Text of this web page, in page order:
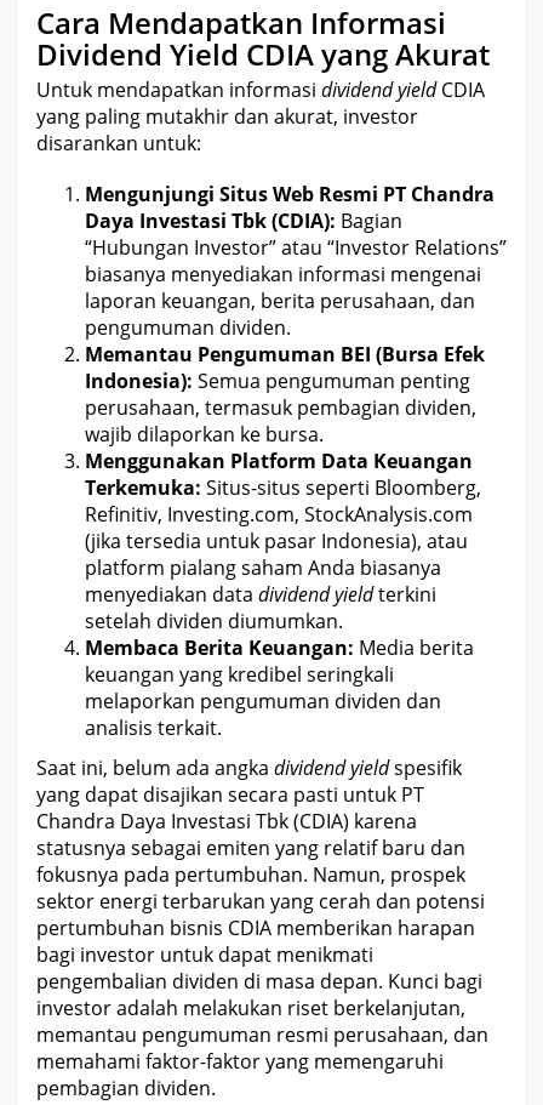
Cara Mendapatkan Informasi
Dividend Yield CDIA yang Akurat
Untuk mendapatkan informasi dividend yield CDIA
yang paling mutakhir dan akurat, investor
disarankan untuk:
Mengunjungi Situs Web Resmi PT Chandra
Daya Investasi Tbk(CDIA): Bagian
“Hubungan Investor” atau “Investor Relations”
biasanya menyediakan informasi mengenai
laporan keuangan, berita perusahaan, dan
pengumuman dividen.
Memantau Pengumuman BEI (Bursa Efek
Indonesia): Semua pengumuman penting
perusahaan, termasuk pembagian dividen,
wajib dilaporkan ke bursa.
Menggunakan Platform Data Keuangan
Terkemuka: Situs-situs seperti Bloomberg,
Refinitiv, Investing.com, StockAnalysis.com
(jika tersedia untuk pasar Indonesia), atau
platform pialang saham Anda biasanya
menyediakan data dividend yieldterkini
setelah dividen diumumkan.
Membaca Berita Keuangan: Media berita
keuangan yang kredibel seringkali
melaporkan pengumuman dividen dan
analisis terkait.
Saat ini, belum ada angka dividend yieldspesifik
yang dapat disajikan secara pasti untuk PT
Chandra Daya Investasi Tbk(CDIA) karena
statusnya sebagai emiten yang relatif baru dan
fokusnya pada pertumbuhan. Namun, prospek
sektor energi terbarukan yang cerah dan potensi
pertumbuhan bisnis CDIA memberikan harapan
bagi investor untuk dapat menikmati
pengembalian dividen di masa depan. Kunci bagi
investor adalah melakukan riset berkelanjutan,
memantau pengumuman resmi perusahaan, dan
memahami faktor-faktor yang memengaruhi
pembagian dividen.